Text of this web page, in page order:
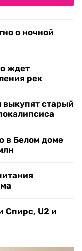
о ночной
ждет
рек
старый
в Белом доме
Спирс, U2 и